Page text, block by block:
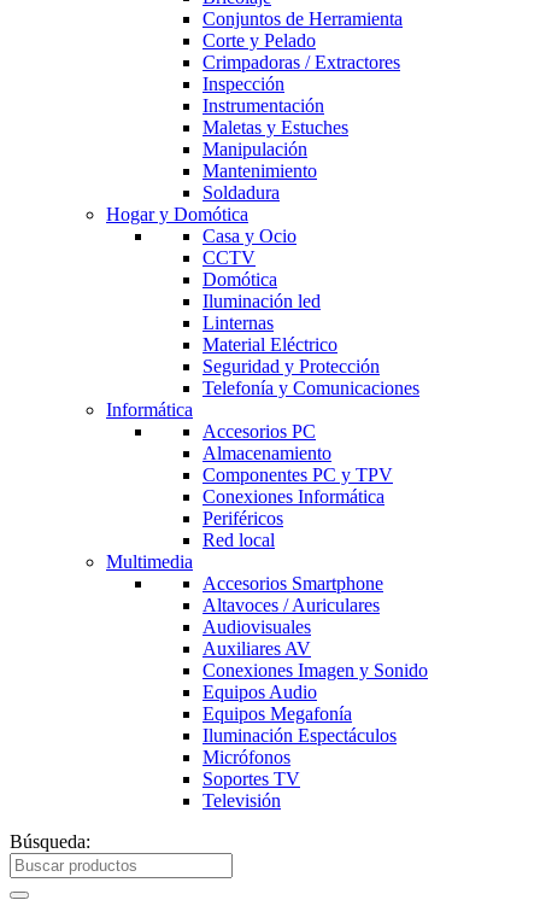
Conjuntos de Herramienta
Corte y Pelado
Crimpadoras / Extractores
Inspección
Instrumentación
Maletas y Estuches
Manipulación
Mantenimiento
Soldadura
Hogar y Domótica
Casa y Ocio
CCTV
Domótica
Iluminación led
Linternas
Material Eléctrico
Seguridad y Protección
Telefonía y Comunicaciones
Informática
Accesorios PC
Almacenamiento
Componentes PC y TPV
Conexiones Informática
Periféricos
Red local
Multimedia
Accesorios Smartphone
Altavoces / Auriculares
Audiovisuales
Auxiliares AV
Conexiones Imagen y Sonido
Equipos Audio
Equipos Megafonía
Iluminación Espectáculos
Micrófonos
Soportes TV
Televisión
Búsqueda: